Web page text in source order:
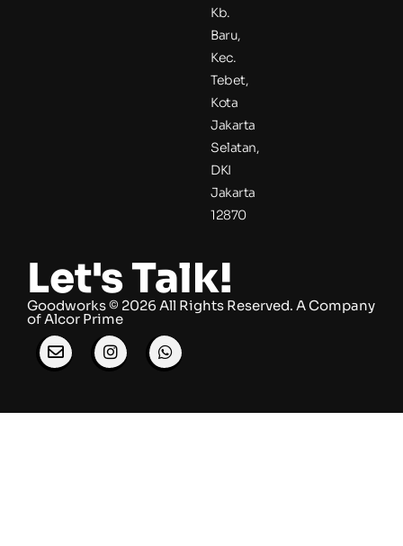
Kb.
Baru,
Kec.
Tebet,
Kota
Jakarta
Selatan,
DKI
Jakarta
12870
Let's Talk!
Goodworks © 2026 All Rights Reserved. ​A Company
of Alcor Prime